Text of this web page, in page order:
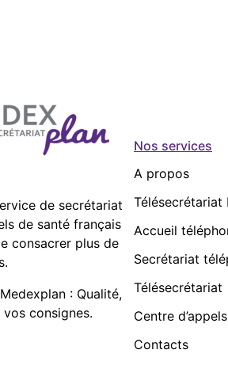
de secrétariat
de santé français
consacrer plus de
: Qualité,
consignes.
Nos services
A propos
Télésecrétariat
Accueil
Secrétariat
Télésecrétariat
Centre
Contacts